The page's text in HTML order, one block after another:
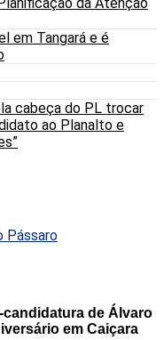
em Tangará e é
cabeça do PL trocar
ao Planalto e
candidatura de Álvaro
em Caiçara